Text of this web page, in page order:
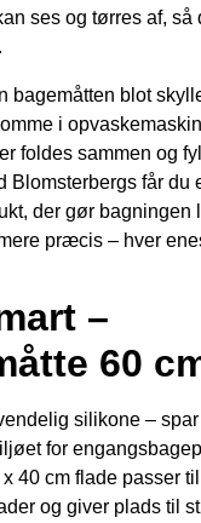
ses og tørres af, så
bagemåtten blot
i
foldes sammen og
Blomsterbergs får du
der gør bagningen
præcis – hver
–
60
silikone –
for
x 40 cm flade passer
og giver plads til